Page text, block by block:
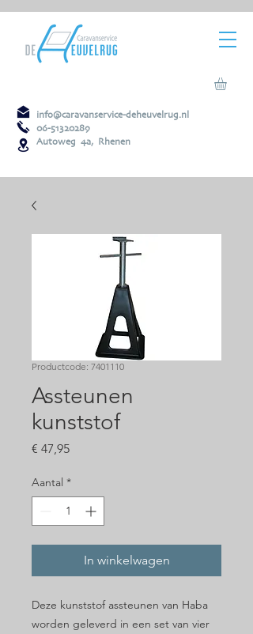
info@caravanservice-deheuvelrug.nl
06-51320289
Autoweg 4a, Rhenen
Productcode: 7401110
Assteunen
kunststof
€ 47,95Prijs
Aantal *
In winkelwagen
Deze kunststof assteunen van Haba
worden geleverd in een set van vier